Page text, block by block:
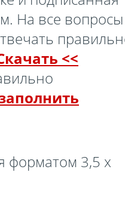
На все вопросы
<<
форматом 3,5 х